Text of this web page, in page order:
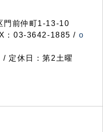
前仲町1-13-10
：03-3642-1885 / o
定休日：第2土曜